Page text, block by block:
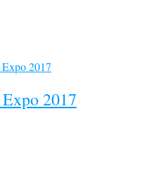
2017